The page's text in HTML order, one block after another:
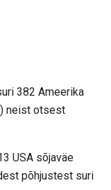
382 Ameerika
neist otsest
USA sõjaväe
põhjustest suri